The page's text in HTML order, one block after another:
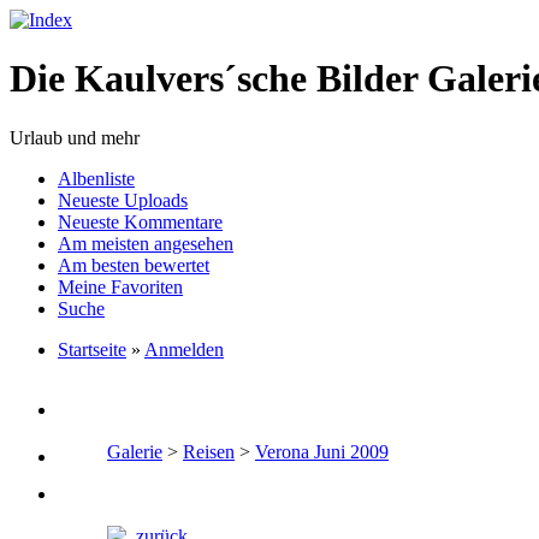
Die Kaulvers´sche Bilder
Urlaub und mehr
Albenliste
Neueste Uploads
Neueste Kommentare
Am meisten angesehen
Am besten bewertet
Meine Favoriten
Suche
Startseite » Anmelden
Galerie > Reisen > Verona Juni 2009